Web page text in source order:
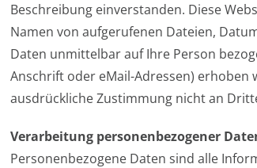
Beschreibung einverstanden. Diese
Namen von aufgerufenen Dateien,
Daten unmittelbar auf Ihre Person
Anschrift oder eMail-Adressen) erhoben
ausdrückliche Zustimmung nicht an
Verarbeitung personenbezogener
Personenbezogene Daten sind alle